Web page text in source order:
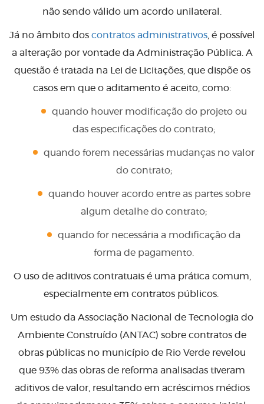
não sendo válido um acordo unilateral.
Já no âmbito dos contratos administrativos, é possível
a alteração por vontade da Administração Pública. A
questão é tratada na Lei de Licitações, que dispõe os
casos em que o aditamento é aceito, como:
quando houver modificação do projeto ou
das especificações do contrato;
quando forem necessárias mudanças no valor
do contrato;
quando houver acordo entre as partes sobre
algum detalhe do contrato;
quando for necessária a modificação da
forma de pagamento.
O uso de aditivos contratuais é uma prática comum,
especialmente em contratos públicos.
Um estudo da Associação Nacional de Tecnologia do
Ambiente Construído (ANTAC) sobre contratos de
obras públicas no município de Rio Verde revelou
que 93% das obras de reforma analisadas tiveram
aditivos de valor, resultando em acréscimos médios